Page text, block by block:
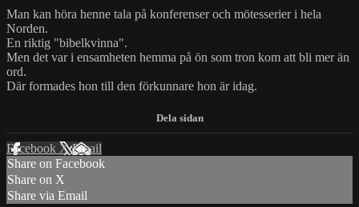
Man kan höra henne tala på konferenser och mötesserier i hela
Norden.
En riktig "bibelkvinna".
Men det var i ensamheten hemma på ön som tron kom att bli mer än
ord.
Där formades hon till den förkunnare hon är idag.
Facebook XEmail
Share on Facebook
Share on X
Share via Email